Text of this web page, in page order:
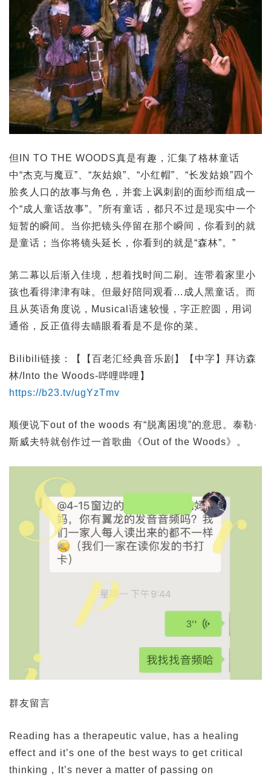
但IN TO THE WOODS真是有趣，汇集了格林童话
中“杰克与魔豆”、“灰姑娘”、“小红帽”、“长发姑娘”四个
脍炙人口的故事与角色，并套上讽刺剧的面纱而组成一
个“成人童话故事”。”所有童话，都只不过是现实中一个
短暂的瞬间。当你把镜头停留在那个瞬间，你看到的就
是童话；当你将镜头延长，你看到的就是“森林”。”
第二幕以后渐入佳境，想着找时间二刷。连带着家里小
孩也看得津津有味。但最好陪同观看…成人黑童话。而
且从英语角度说，Musical语速较慢，字正腔圆，用词
通俗，反正值得去瞄眼看看是不是你的菜。
Bilibili链接：【【百老汇经典音乐剧】【中字】拜访森
林/Into the Woods-哔哩哔哩】
https://b23.tv/ugYzTmv
顺便说下out of the woods 有“脱离困境”的意思。泰勒·
斯威夫特就创作过一首歌曲《Out of the Woods》。
群友留言
Reading has a therapeutic value, has a healing
effect and it’s one of the best ways to get critical
thinking，It’s never a matter of passing on